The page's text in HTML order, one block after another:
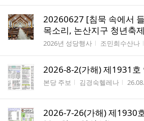
20260627 [침묵 속에서
목소리, 논산지구 청년축
게시판명
2026년 성당행사 작성자
조민희수산나
2026-8-2(가해) 제1931호
게시판명
본당 주보 작성자
김경숙헬레나 작성
2026-7-26(가해) 제1930